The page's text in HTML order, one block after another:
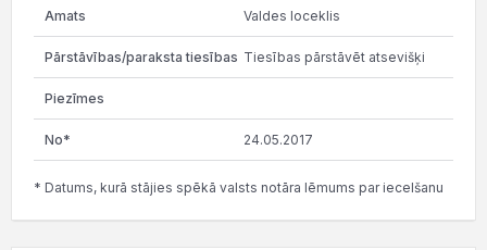
Valdes loceklis
Tiesības pārstāvēt atsevišķi
24.05.2017
* Datums, kurā stājies spēkā valsts notāra lēmums par iecelšanu